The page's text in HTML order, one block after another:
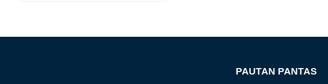
PAUTAN PANTAS